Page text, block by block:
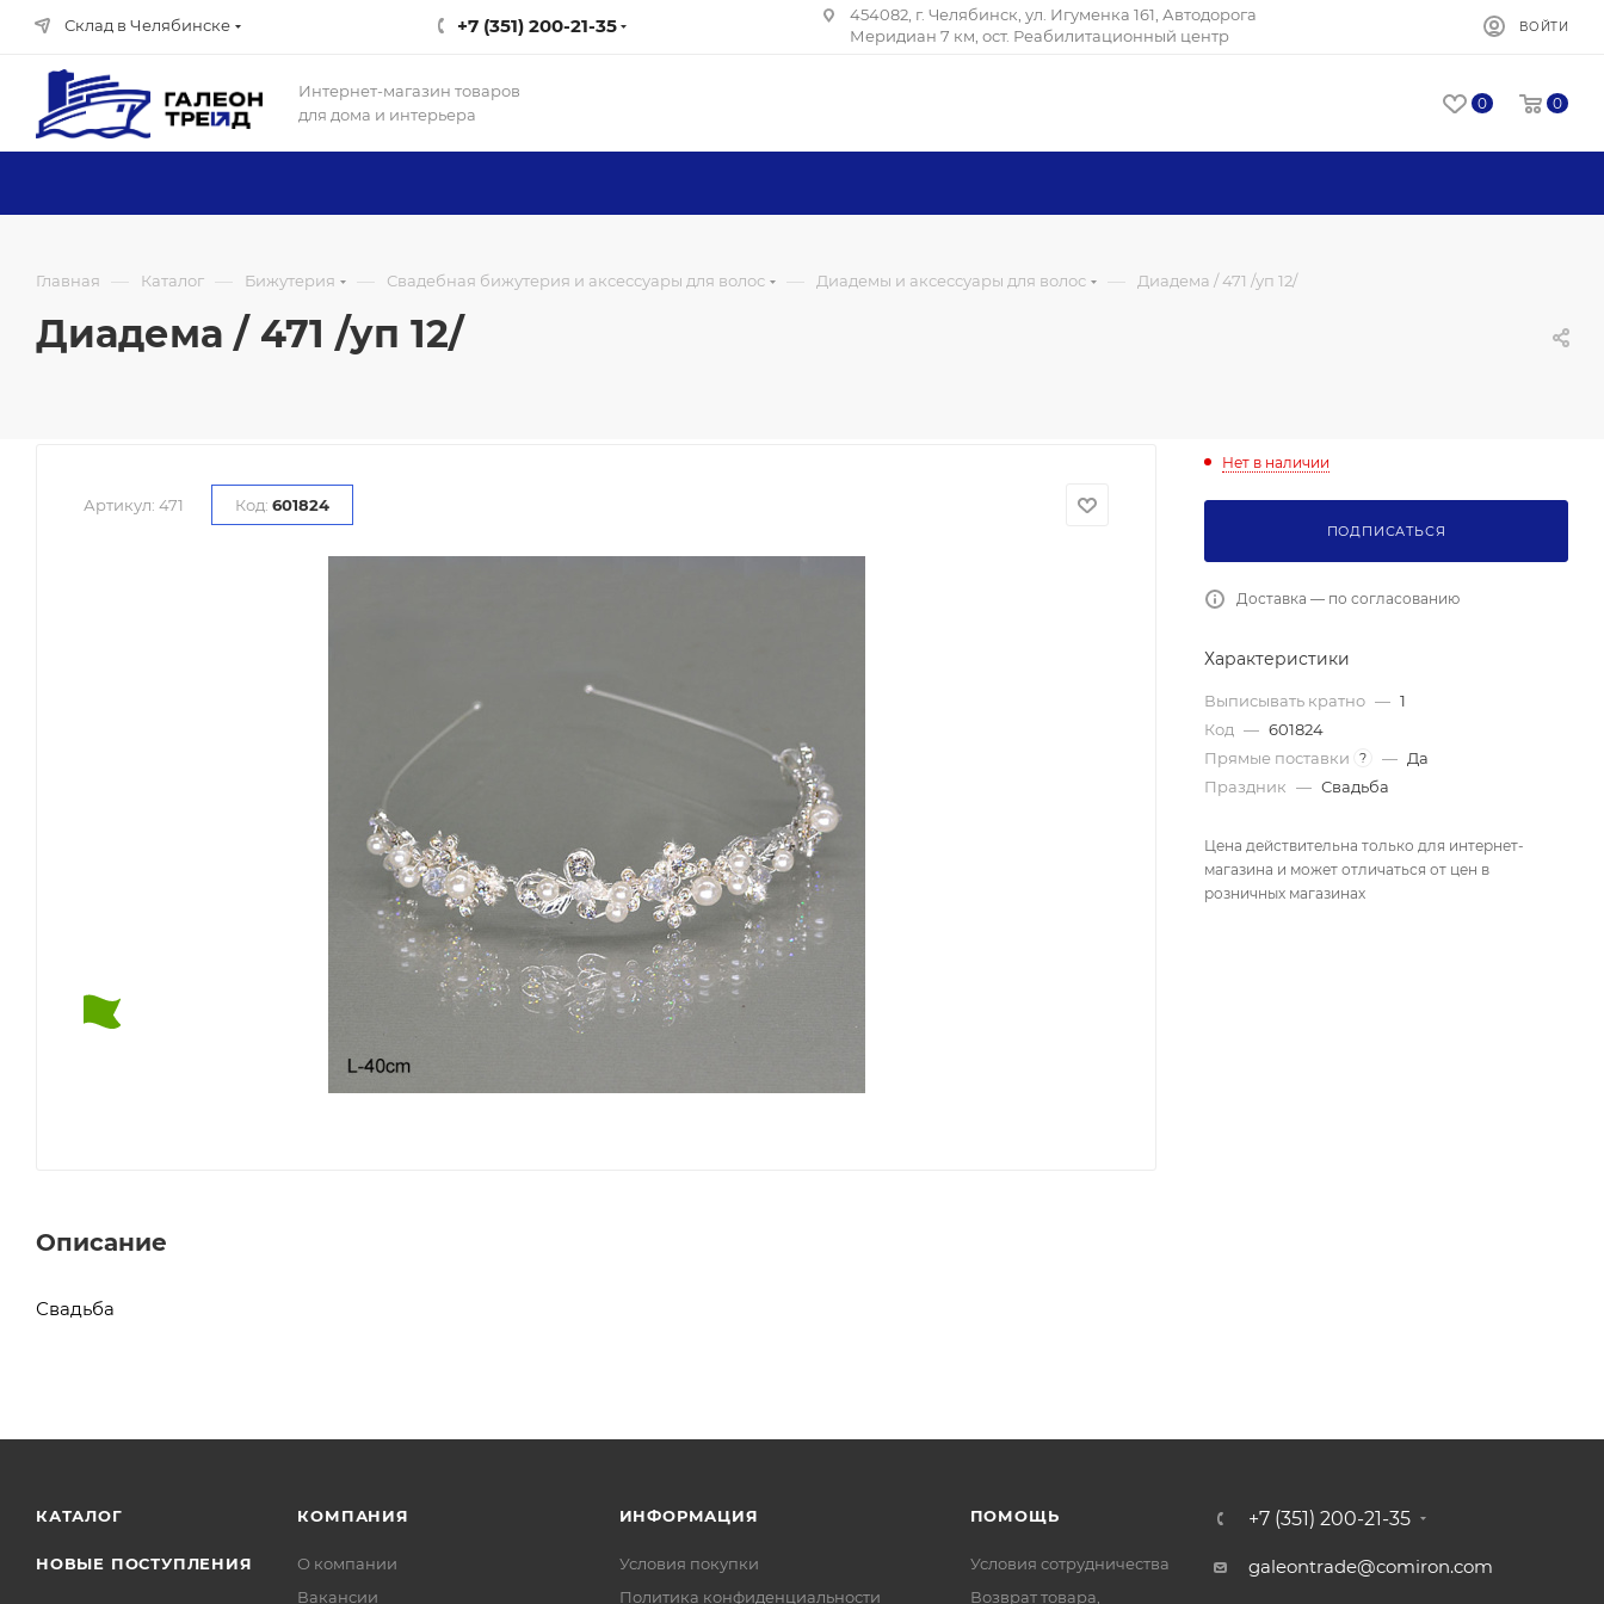
Склад в Челябинске +7 (351) 200-21-35
454082, г. Челябинск, ул. Игуменка 161, Автодорога
Меридиан 7 км, ост. Реабилитационный центр
ВОЙТИ
Интернет-магазин товаров
для дома и интерьера
0 0
Главная — Каталог — Бижутерия — Свадебная бижутерия и аксессуары для волос — Диадемы и аксессуары для волос — Диадема / 471 /уп 12/
Диадема / 471 /уп 12/
Артикул: 471 Код: 601824
Описание
Свадьба
Нет в наличии
ПОДПИСАТЬСЯ
Доставка — по согласованию
Характеристики
Выписывать кратно — 1
Код — 601824
Прямые поставки
? — Да
Праздник — Свадьба
Цена действительна только для интернет-
магазина и может отличаться от цен в
розничных магазинах
КАТАЛОГ
НОВЫЕ ПОСТУПЛЕНИЯ
КОМПАНИЯ
О компании
Вакансии
ИНФОРМАЦИЯ
Условия покупки
Политика конфиденциальности
ПОМОЩЬ
Условия сотрудничества
Возврат товара,
+7 (351) 200-21-35
galeontrade@comiron.com